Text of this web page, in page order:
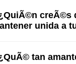
creÃ©s
unida a
tan